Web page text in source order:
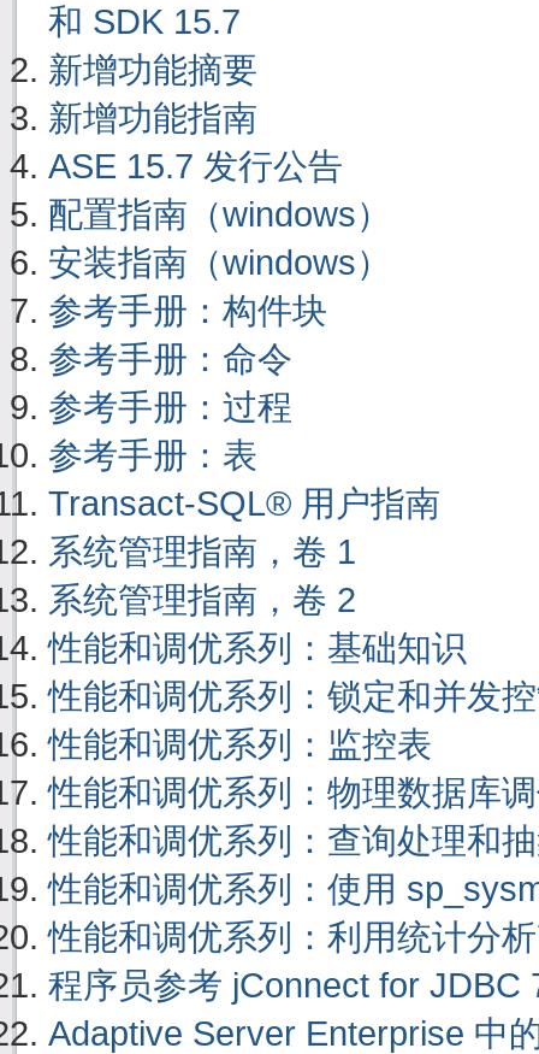
和 SDK 15.7
新增功能摘要
新增功能指南
ASE 15.7 发行公告
配置指南（windows）
安装指南（windows）
参考手册：构件块
参考手册：命令
参考手册：过程
参考手册：表
Transact-SQL® 用户指南
系统管理指南，卷 1
系统管理指南，卷 2
性能和调优系列：基础知识
性能和调优系列：锁定和并发
性能和调优系列：监控表
性能和调优系列：物理数据库
性能和调优系列：查询处理和
性能和调优系列：使用
性能和调优系列：利用统计分
程序员参考 jConnect for JDBC
Adaptive Server Enterprise 中